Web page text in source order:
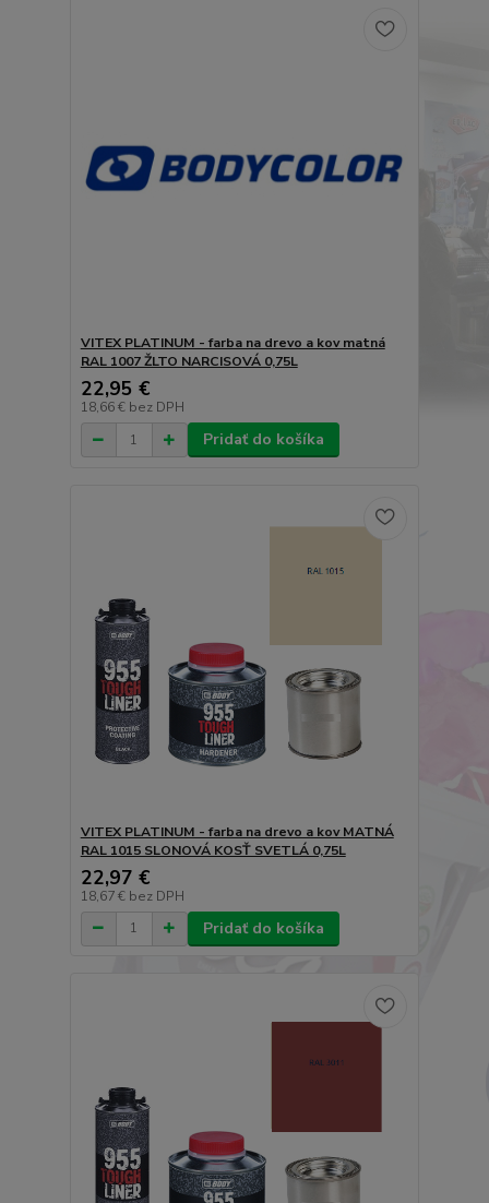
VITEX PLATINUM - farba na drevo a kov matná
RAL 1007 ŽLTO NARCISOVÁ 0,75L
22,95 €
18,66 € bez DPH
Pridať do košíka
VITEX PLATINUM - farba na drevo a kov MATNÁ
RAL 1015 SLONOVÁ KOSŤ SVETLÁ 0,75L
22,97 €
18,67 € bez DPH
Pridať do košíka